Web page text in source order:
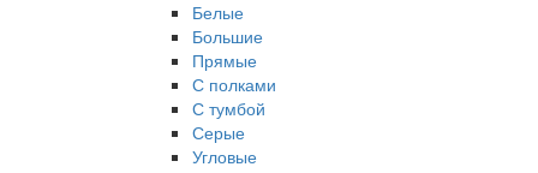
Белые
Большие
Прямые
С полками
С тумбой
Серые
Угловые